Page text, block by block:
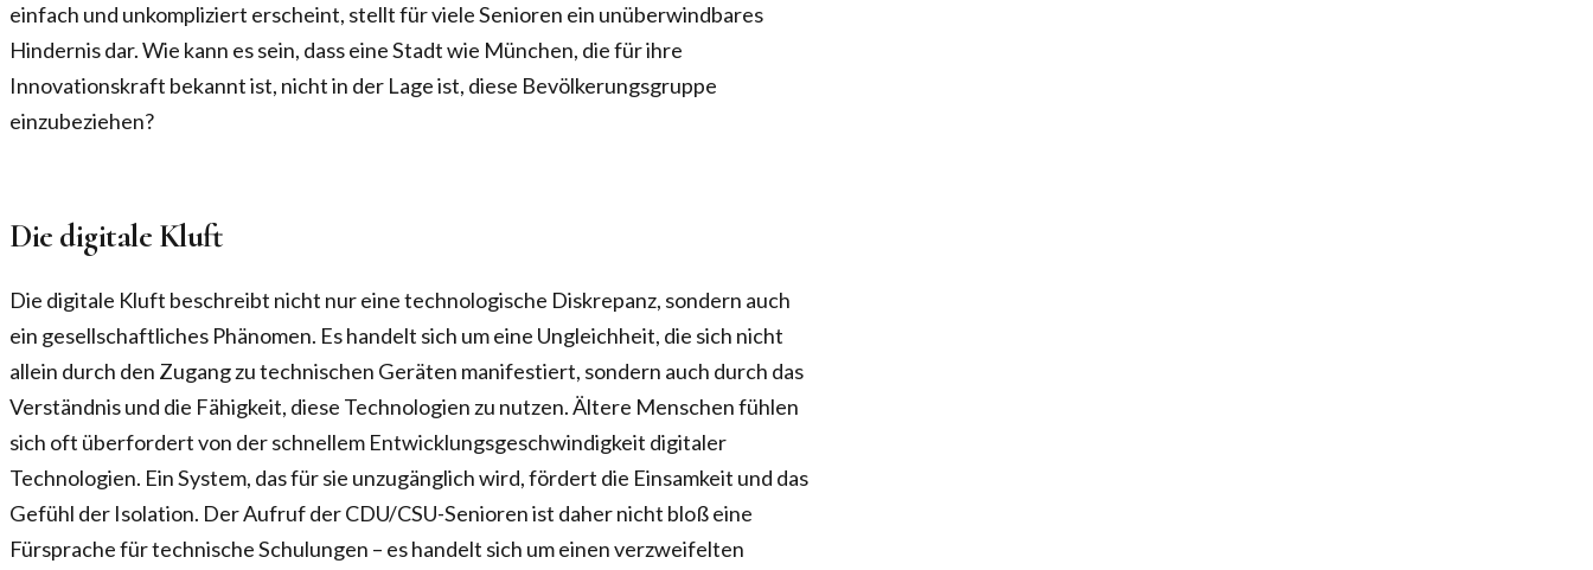
einfach und unkompliziert erscheint, stellt für viele Senioren ein unüberwindbares
Hindernis dar. Wie kann es sein, dass eine Stadt wie München, die für ihre
Innovationskraft bekannt ist, nicht in der Lage ist, diese Bevölkerungsgruppe
einzubeziehen?
Die digitale Kluft
Die digitale Kluft beschreibt nicht nur eine technologische Diskrepanz, sondern auch
ein gesellschaftliches Phänomen. Es handelt sich um eine Ungleichheit, die sich nicht
allein durch den Zugang zu technischen Geräten manifestiert, sondern auch durch das
Verständnis und die Fähigkeit, diese Technologien zu nutzen. Ältere Menschen fühlen
sich oft überfordert von der schnellem Entwicklungsgeschwindigkeit digitaler
Technologien. Ein System, das für sie unzugänglich wird, fördert die Einsamkeit und das
Gefühl der Isolation. Der Aufruf der CDU/CSU-Senioren ist daher nicht bloß eine
Fürsprache für technische Schulungen – es handelt sich um einen verzweifelten